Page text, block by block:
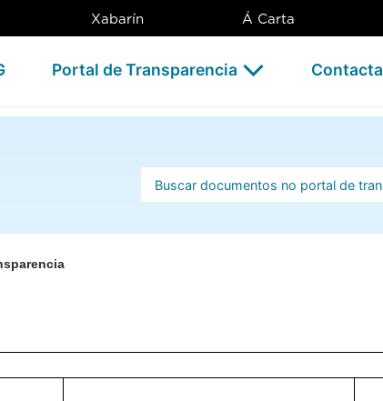
Xabarín Á Carta
Portal de Transparencia Contacta
Barra de busca